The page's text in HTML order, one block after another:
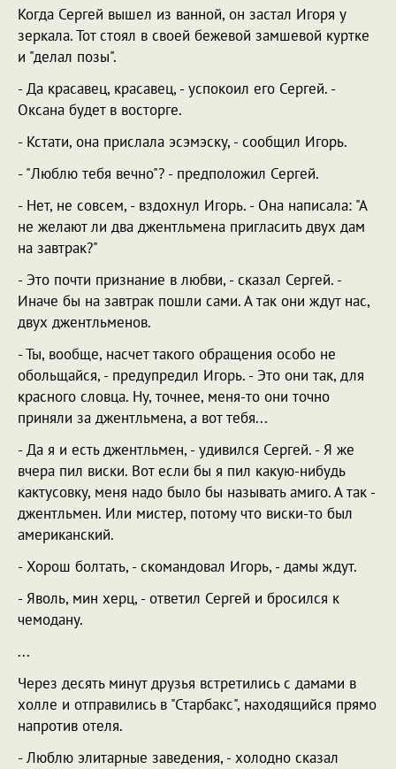
Когда Сергей вышел из ванной, он застал Игоря у
зеркала. Тот стоял в своей бежевой замшевой куртке
и "делал позы".
- Да красавец, красавец, - успокоил его Сергей. -
Оксана будет в восторге.
- Кстати, она прислала эсэмэску, - сообщил Игорь.
- "Люблю тебя вечно"? - предположил Сергей.
- Нет, не совсем, - вздохнул Игорь. - Она написала: "А
не желают ли два джентльмена пригласить двух дам
на завтрак?"
- Это почти признание в любви, - сказал Сергей. -
Иначе бы на завтрак пошли сами. А так они ждут нас,
двух джентльменов.
- Ты, вообще, насчет такого обращения особо не
обольщайся, - предупредил Игорь. - Это они так, для
красного словца. Ну, точнее, меня-то они точно
приняли за джентльмена, а вот тебя...
- Да я и есть джентльмен, - удивился Сергей. - Я же
вчера пил виски. Вот если бы я пил какую-нибудь
кактусовку, меня надо было бы называть амиго. А так -
джентльмен. Или мистер, потому что виски-то был
американский.
- Хорош болтать, - скомандовал Игорь, - дамы ждут.
- Яволь, мин херц, - ответил Сергей и бросился к
чемодану.
...
Через десять минут друзья встретились с дамами в
холле и отправились в "Старбакс", находящийся прямо
напротив отеля.
- Люблю элитарные заведения, - холодно сказал